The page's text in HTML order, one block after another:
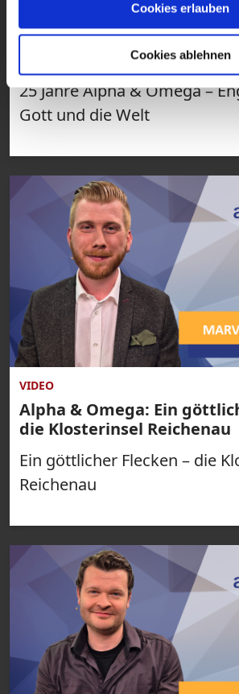
Cookies erlauben
Cookies ablehnen
Alpha & Omega: 25 Jahre
Omega – Engagiert für
25 Jahre Alpha & Omega –
Gott und die Welt
VIDEO
Alpha & Omega: Ein
die Klosterinsel Reichenau
Ein göttlicher Flecken – die
Reichenau